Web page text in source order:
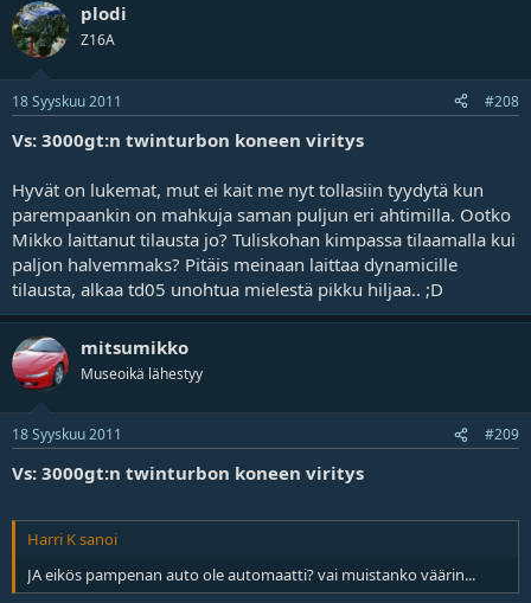
plodi
Z16A
18 Syyskuu 2011 #208
Vs: 3000gt:n twinturbon koneen viritys
Hyvät on lukemat, mut ei kait me nyt tollasiin tyydytä kun
parempaankin on mahkuja saman puljun eri ahtimilla. Ootko
Mikko laittanut tilausta jo? Tuliskohan kimpassa tilaamalla kui
paljon halvemmaks? Pitäis meinaan laittaa dynamicille
tilausta, alkaa td05 unohtua mielestä pikku hiljaa.. ;D
mitsumikko
Museoikä lähestyy
18 Syyskuu 2011 #209
Vs: 3000gt:n twinturbon koneen viritys
Harri K sanoi
JA eikös pampenan auto ole automaatti? vai muistanko väärin...